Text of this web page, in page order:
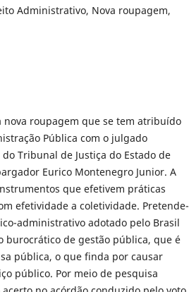
Administrativo, Nova roupagem,
nova roupagem que se tem atribuído
Pública com o julgado
Tribunal de Justiça do Estado de
Eurico Montenegro Junior. A
que efetivem práticas
efetividade a coletividade. Pretende-
administrativo adotado pelo Brasil
burocrático de gestão pública, que é
pública, o que finda por causar
público. Por meio de pesquisa